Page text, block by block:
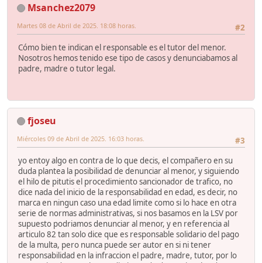
Msanchez2079
#2
Martes 08 de Abril de 2025. 18:08 horas.
Cómo bien te indican el responsable es el tutor del menor.
Nosotros hemos tenido ese tipo de casos y denunciabamos al
padre, madre o tutor legal.
fjoseu
#3
Miércoles 09 de Abril de 2025. 16:03 horas.
yo entoy algo en contra de lo que decis, el compañero en su
duda plantea la posibilidad de denunciar al menor, y siguiendo
el hilo de pitutis el procedimiento sancionador de trafico, no
dice nada del inicio de la responsabilidad en edad, es decir, no
marca en ningun caso una edad limite como si lo hace en otra
serie de normas administrativas, si nos basamos en la LSV por
supuesto podriamos denunciar al menor, y en referencia al
articulo 82 tan solo dice que es responsable solidario del pago
de la multa, pero nunca puede ser autor en si ni tener
responsabilidad en la infraccion el padre, madre, tutor, por lo